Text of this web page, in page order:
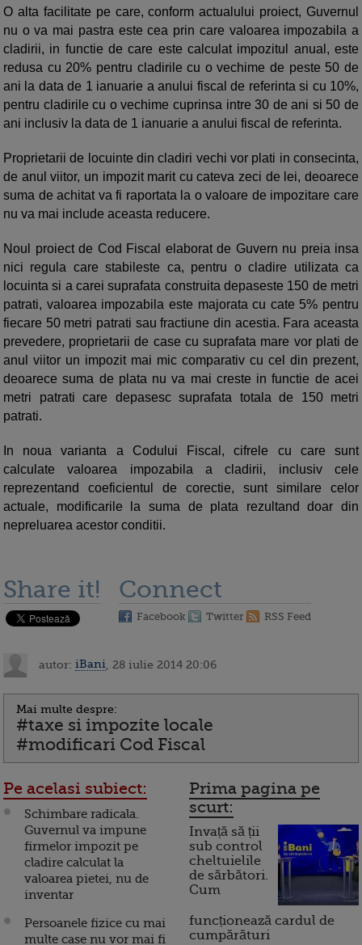
O alta facilitate pe care, conform actualului proiect, Guvernul
nu o va mai pastra este cea prin care valoarea impozabila a
cladirii, in functie de care este calculat impozitul anual, este
redusa cu 20% pentru cladirile cu o vechime de peste 50 de
ani la data de 1 ianuarie a anului fiscal de referinta si cu 10%,
pentru cladirile cu o vechime cuprinsa intre 30 de ani si 50 de
ani inclusiv la data de 1 ianuarie a anului fiscal de referinta.
Proprietarii de locuinte din cladiri vechi vor plati in consecinta,
de anul viitor, un impozit marit cu cateva zeci de lei, deoarece
suma de achitat va fi raportata la o valoare de impozitare care
nu va mai include aceasta reducere.
Noul proiect de Cod Fiscal elaborat de Guvern nu preia insa
nici regula care stabileste ca, pentru o cladire utilizata ca
locuinta si a carei suprafata construita depaseste 150 de metri
patrati, valoarea impozabila este majorata cu cate 5% pentru
fiecare 50 metri patrati sau fractiune din acestia. Fara aceasta
prevedere, proprietarii de case cu suprafata mare vor plati de
anul viitor un impozit mai mic comparativ cu cel din prezent,
deoarece suma de plata nu va mai creste in functie de acei
metri patrati care depasesc suprafata totala de 150 metri
patrati.
In noua varianta a Codului Fiscal, cifrele cu care sunt
calculate valoarea impozabila a cladirii, inclusiv cele
reprezentand coeficientul de corectie, sunt similare celor
actuale, modificarile la suma de plata rezultand doar din
nepreluarea acestor conditii.
Share it! Connect
Facebook Twitter RSS Feed
autor: iBani , 28 iulie 2014 20:06
Mai multe despre:
#taxe si impozite locale
#modificari Cod Fiscal
Pe acelasi subiect:
Schimbare radicala.
Guvernul va impune
firmelor impozit pe
cladire calculat la
valoarea pietei, nu de
inventar
Persoanele fizice cu mai
multe case nu vor mai fi
Prima pagina pe
scurt:
Invață să ții
sub control
cheltuielile
de sărbători.
Cum
funcționează cardul de
cumpărături